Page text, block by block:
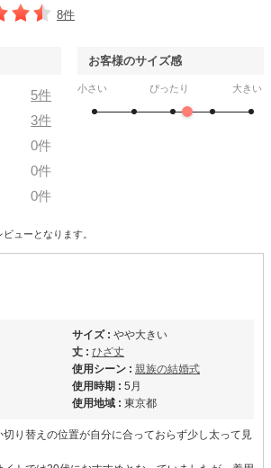
8件
5件
3件
0件
0件
0件
お客様のサイズ感
小さい ぴったり 大きい
ューとなります。
サイズ : やや大きい
丈 : ひざ丈
使用シーン : 親族の結婚式
使用時期 : 5月
使用地域 : 東京都
り替えの位置が自分に合っておらず少し太って見